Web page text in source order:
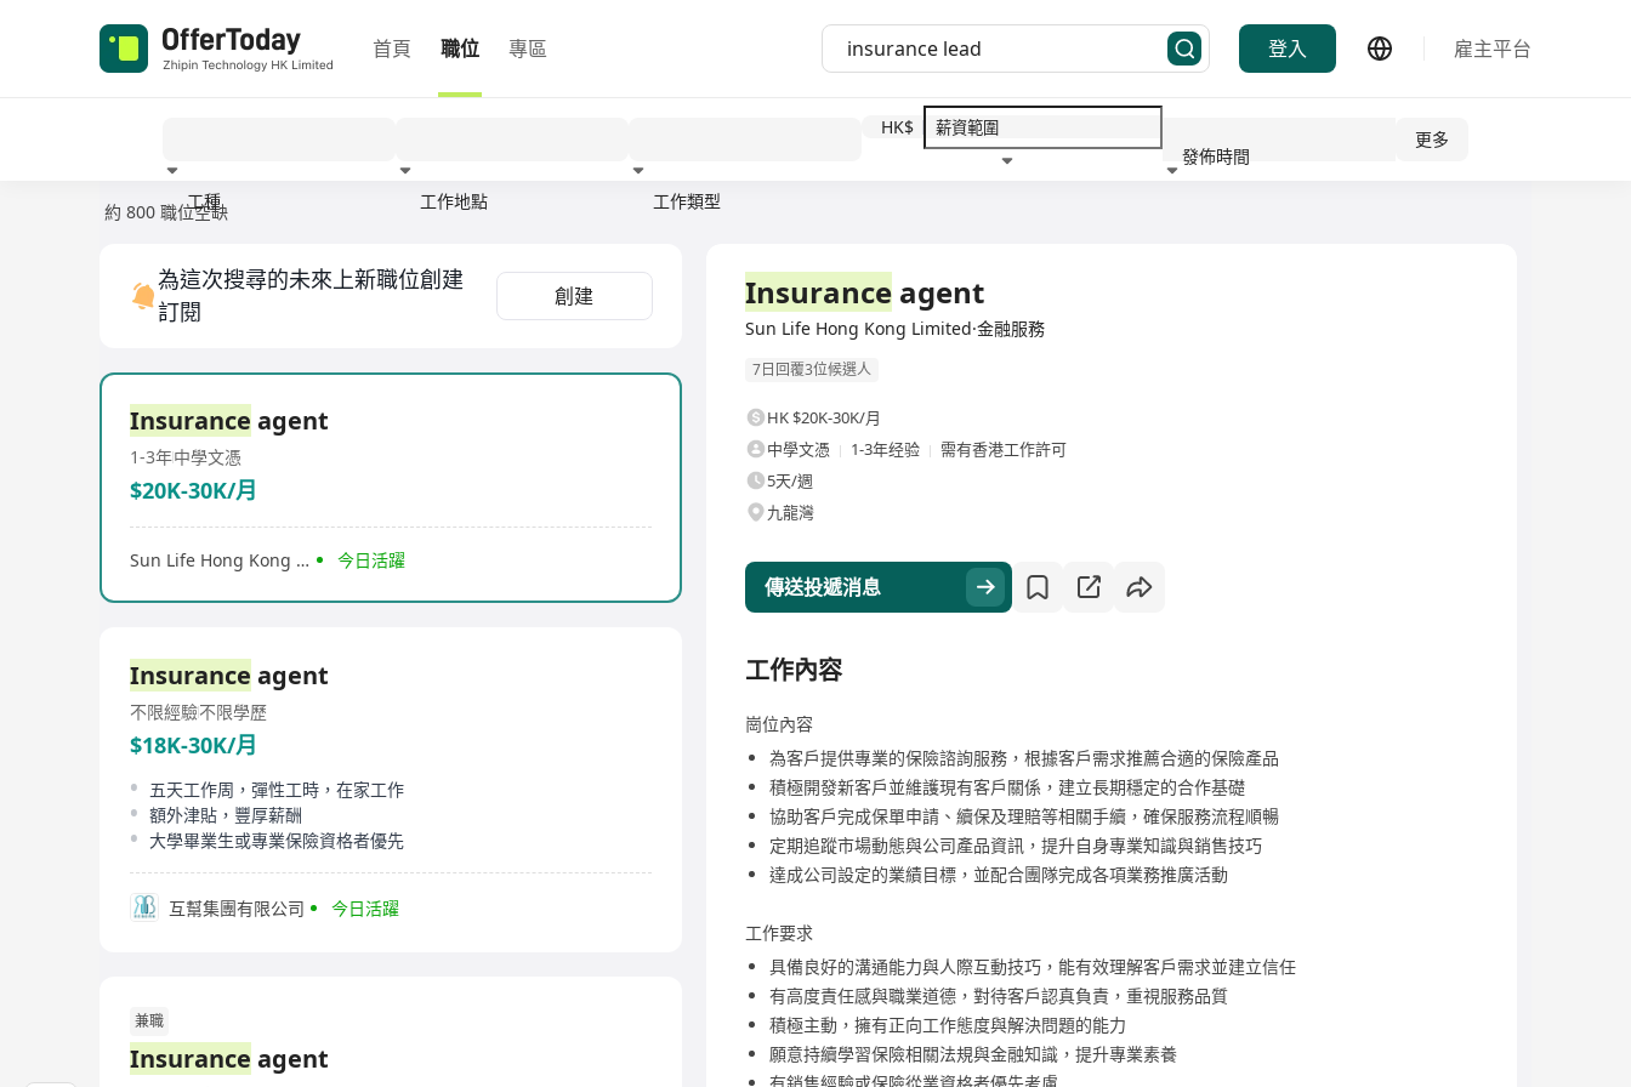
首頁 職位 專區 登入 雇主平台
工種 工作地點 工作類型
HK$
發佈時間
更多
約 800 職位空缺
為這次搜尋的未來上新職位創建
訂閱
創建
Insurance agent
1-3年中學文憑
$20K-30K/月
Sun Life Hong Kong Limited 今日活躍
Insurance agent
不限經驗不限學歷
$18K-30K/月
五天工作周，彈性工時，在家工作
額外津貼，豐厚薪酬
大學畢業生或專業保險資格者優先
互幫集團有限公司 今日活躍
兼職
Insurance agent
Insurance agent
Sun Life Hong Kong Limited·金融服務
7日回覆3位候選人
HK $20K-30K/月
中學文憑
1-3年经验
需有香港工作許可
5天/週
九龍灣
傳送投遞消息
工作內容
崗位內容
為客戶提供專業的保險諮詢服務，根據客戶需求推薦合適的保險產品
積極開發新客戶並維護現有客戶關係，建立長期穩定的合作基礎
協助客戶完成保單申請、續保及理賠等相關手續，確保服務流程順暢
定期追蹤市場動態與公司產品資訊，提升自身專業知識與銷售技巧
達成公司設定的業績目標，並配合團隊完成各項業務推廣活動
工作要求
具備良好的溝通能力與人際互動技巧，能有效理解客戶需求並建立信任
有高度責任感與職業道德，對待客戶認真負責，重視服務品質
積極主動，擁有正向工作態度與解決問題的能力
願意持續學習保險相關法規與金融知識，提升專業素養